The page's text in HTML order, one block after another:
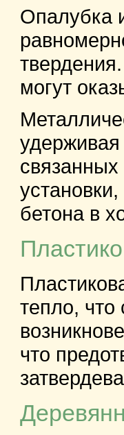
Опалубка
могут
бетона в
тепло,
что